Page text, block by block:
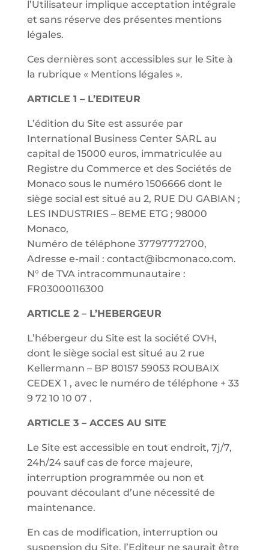
l’Utilisateur implique acceptation intégrale
et sans réserve des présentes mentions
légales.
Ces dernières sont accessibles sur le Site à
la rubrique « Mentions légales ».
ARTICLE 1 – L’EDITEUR
L’édition du Site est assurée par
International Business Center SARL au
capital de 15000 euros, immatriculée au
Registre du Commerce et des Sociétés de
Monaco sous le numéro 1506666 dont le
siège social est situé au 2, RUE DU GABIAN ;
LES INDUSTRIES – 8EME ETG ; 98000
Monaco,
Numéro de téléphone 37797772700,
Adresse e-mail : contact@ibcmonaco.com.
N° de TVA intracommunautaire :
FR03000116300
ARTICLE 2 – L’HEBERGEUR
L’hébergeur du Site est la société OVH,
dont le siège social est situé au 2 rue
Kellermann – BP 80157 59053 ROUBAIX
CEDEX 1 , avec le numéro de téléphone + 33
9 72 10 10 07 .
ARTICLE 3 – ACCES AU SITE
Le Site est accessible en tout endroit, 7j/7,
24h/24 sauf cas de force majeure,
interruption programmée ou non et
pouvant découlant d’une nécessité de
maintenance.
En cas de modification, interruption ou
suspension du Site, l’Editeur ne saurait être